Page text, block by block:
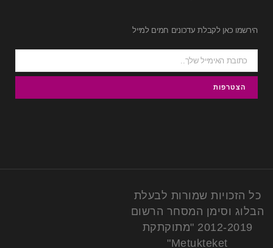
הירשמו כאן לקבלת עדכונים חמים למייל
כל הזכויות שמורות לבעלת
הבלוג וסימן המסחר הרשום
2012-2019 "מתוקתקת
Metukteket"